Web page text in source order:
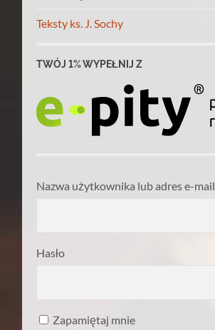
Teksty ks. J. Sochy
TWÓJ 1% WYPEŁNIJ Z
Nazwa użytkownika lub adres e-mail
Hasło
Zapamiętaj mnie